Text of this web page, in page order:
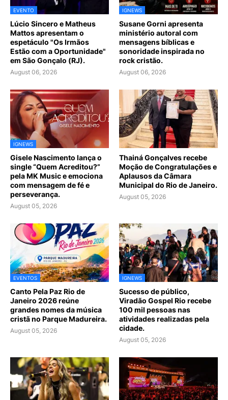
EVENTO
Lúcio Sincero e Matheus
Mattos apresentam o
espetáculo "Os Irmãos
Estão com a Oportunidade"
em São Gonçalo (RJ).
August 06, 2026
IGNEWS
Susane Gorni apresenta
ministério autoral com
mensagens bíblicas e
sonoridade inspirada no
rock cristão.
August 06, 2026
IGNEWS
Gisele Nascimento lança o
single “Quem Acreditou?”
pela MK Music e emociona
com mensagem de fé e
perseverança.
August 05, 2026
Thainá Gonçalves recebe
Moção de Congratulações e
Aplausos da Câmara
Municipal do Rio de Janeiro.
August 05, 2026
EVENTOS
Canto Pela Paz Rio de
Janeiro 2026 reúne
grandes nomes da música
cristã no Parque Madureira.
August 05, 2026
IGNEWS
Sucesso de público,
Viradão Gospel Rio recebe
100 mil pessoas nas
atividades realizadas pela
cidade.
August 05, 2026